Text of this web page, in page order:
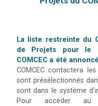
La liste restreinte du
de Projets pour le
COMCEC a été
COMCEC contactera
sont présélectionnés
sont dans le système
Pour accéder au